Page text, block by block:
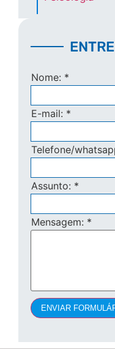
Nome: *
E-mail: *
Telefone/
Assunto: *
Mensagem: *
ENVIAR